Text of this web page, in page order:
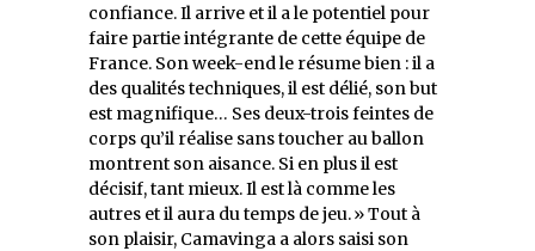
confiance. Il arrive et il a le potentiel pour
faire partie intégrante de cette équipe de
France. Son week-end le résume bien : il a
des qualités techniques, il est délié, son but
est magnifique… Ses deux-trois feintes de
corps qu’il réalise sans toucher au ballon
montrent son aisance. Si en plus il est
décisif, tant mieux. Il est là comme les
autres et il aura du temps de jeu. » Tout à
son plaisir, Camavinga a alors saisi son